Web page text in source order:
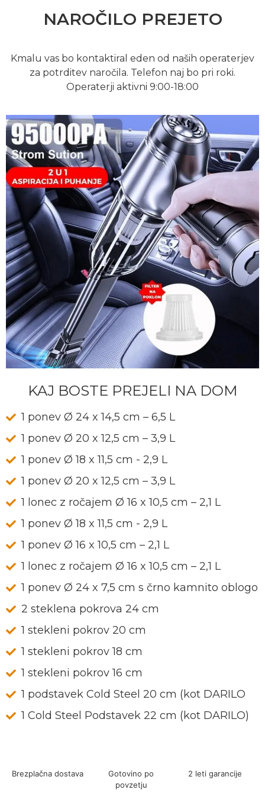
NAROČILO PREJETO
Kmalu vas bo kontaktiral eden od naših operaterjev
za potrditev naročila. Telefon naj bo pri roki.
Operaterji aktivni 9:00-18:00
KAJ BOSTE PREJELI NA DOM
1 ponev Ø 24 x 14,5 cm – 6,5 L
1 ponev Ø 20 x 12,5 cm – 3,9 L
1 ponev Ø 18 x 11,5 cm - 2,9 L
1 ponev Ø 20 x 12,5 cm – 3,9 L
1 lonec z ročajem Ø 16 x 10,5 cm – 2,1 L
1 ponev Ø 18 x 11,5 cm - 2,9 L
1 ponev Ø 16 x 10,5 cm – 2,1 L
1 lonec z ročajem Ø 16 x 10,5 cm – 2,1 L
1 ponev Ø 24 x 7,5 cm s črno kamnito oblogo
2 steklena pokrova 24 cm
1 stekleni pokrov 20 cm
1 stekleni pokrov 18 cm
1 stekleni pokrov 16 cm
1 podstavek Cold Steel 20 cm (kot DARILO
1 Cold Steel Podstavek 22 cm (kot DARILO)
Brezplačna dostava
Gotovino po
povzetju
2 leti garancije